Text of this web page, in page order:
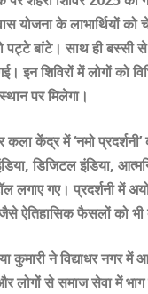
योजना के लाभार्थियों
पट्टे बांटे। साथ ही बस्सी से
इन शिविरों में लोगों को
पर मिलेगा।
केंद्र में ‘नमो
डिजिटल इंडिया,
लगाए गए। प्रदर्शनी में
ऐतिहासिक फैसलों को भी
कुमारी ने विद्याधर नगर में
लोगों से समाज सेवा में